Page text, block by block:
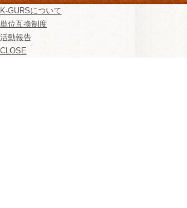
K-GURSについて
単位互換制度
活動報告
CLOSE